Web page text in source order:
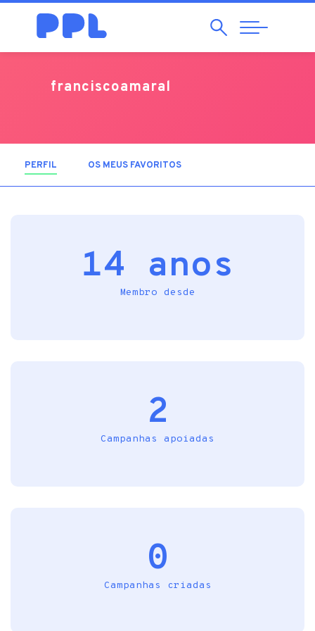
Pesquisar
Abrir
Navegação
franciscoamaral
PERFIL (SEPARADOR ATIVO)
OS MEUS FAVORITOS
14 anos
Membro desde
2
Campanhas apoiadas
0
Campanhas criadas